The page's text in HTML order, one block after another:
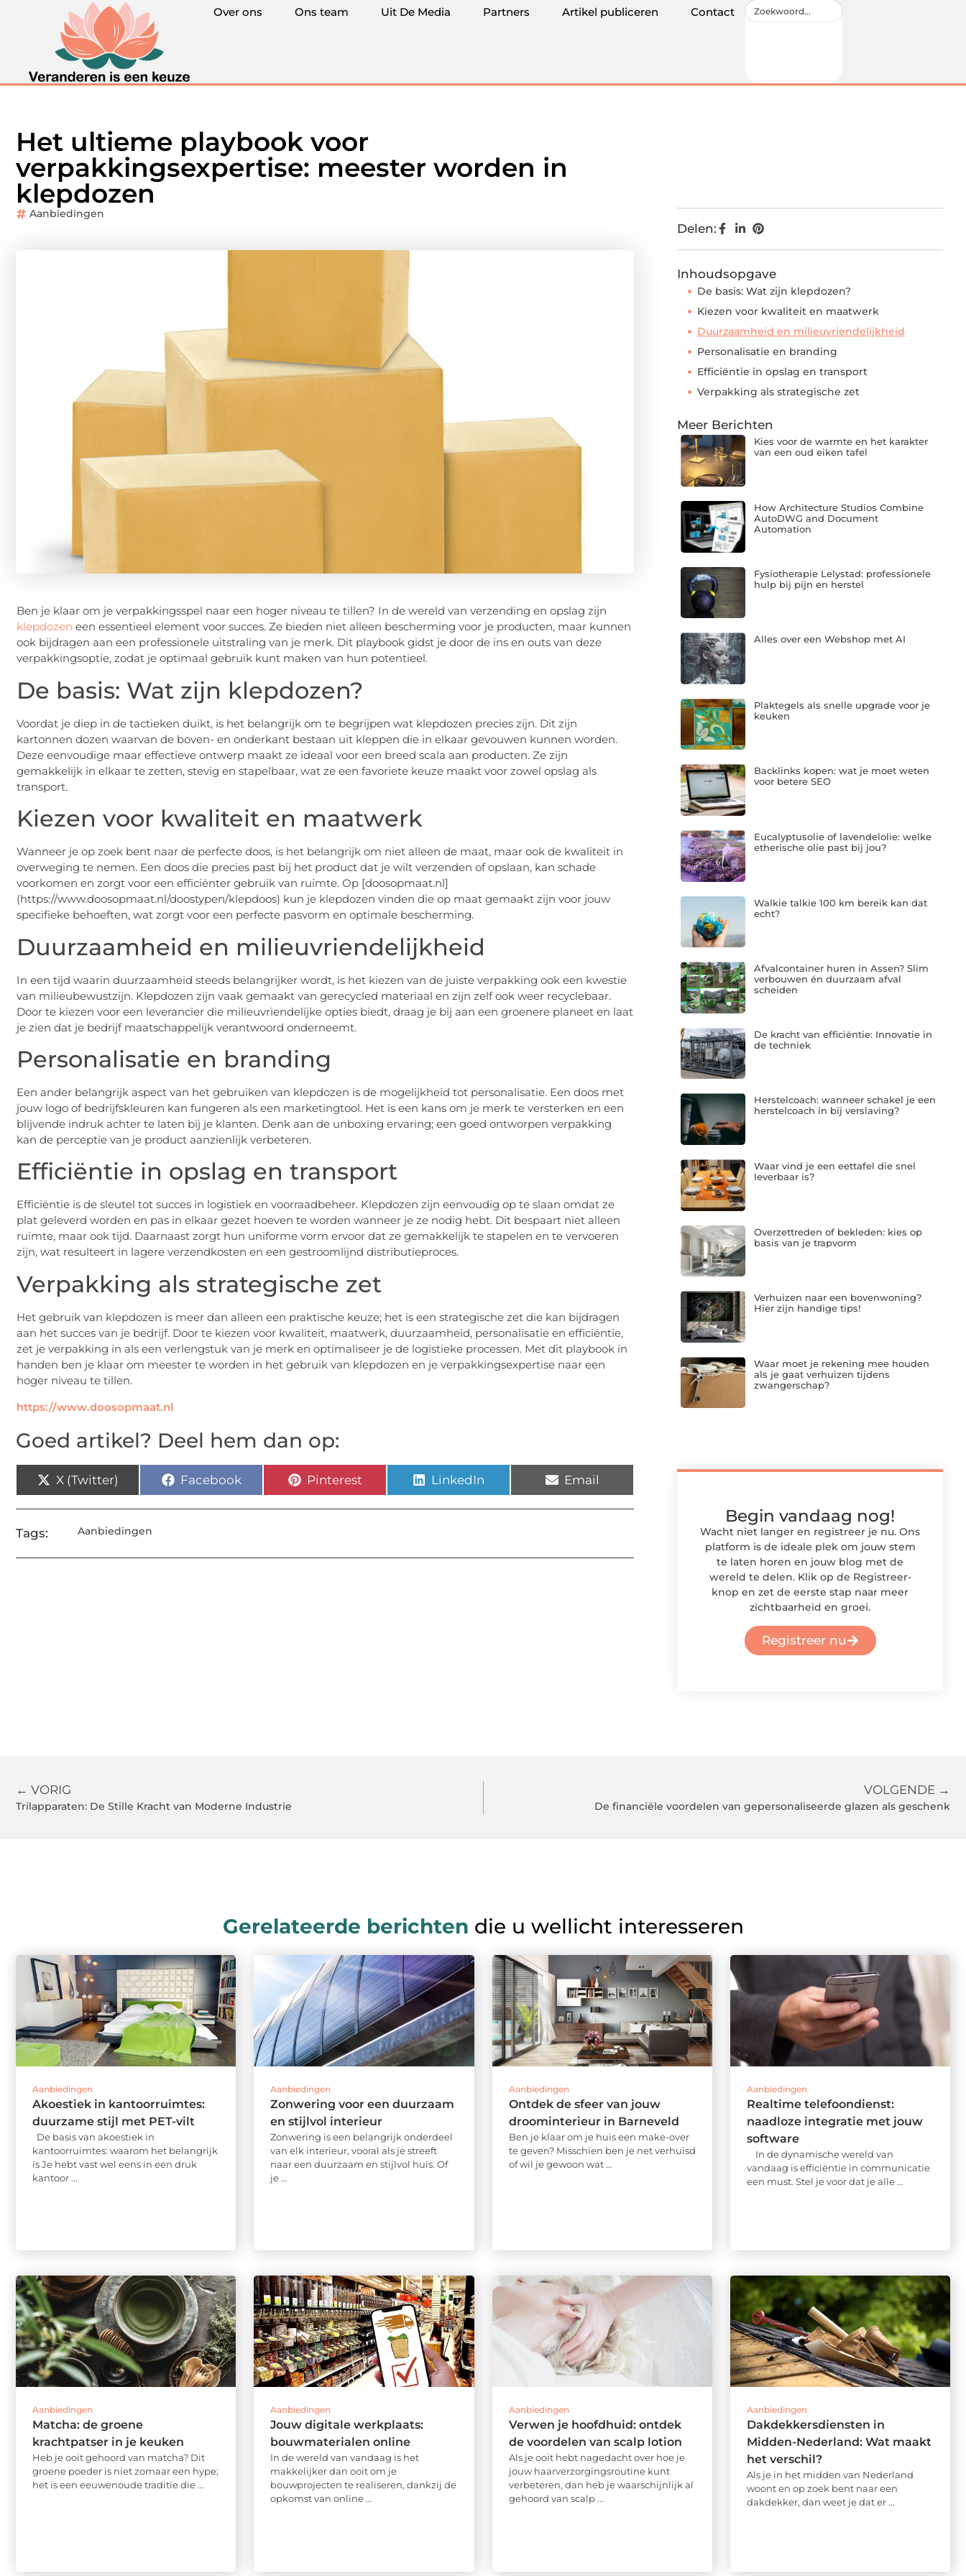
Over ons Ons team Uit De Media Partners Artikel publiceren Contact
Het ultieme playbook voor
verpakkingsexpertise: meester worden in
klepdozen
Aanbiedingen
Ben je klaar om je verpakkingsspel naar een hoger niveau te tillen? In de wereld van verzending en opslag zijn
klepdozen een essentieel element voor succes. Ze bieden niet alleen bescherming voor je producten, maar kunnen
ook bijdragen aan een professionele uitstraling van je merk. Dit playbook gidst je door de ins en outs van deze
verpakkingsoptie, zodat je optimaal gebruik kunt maken van hun potentieel.
De basis: Wat zijn klepdozen?
Voordat je diep in de tactieken duikt, is het belangrijk om te begrijpen wat klepdozen precies zijn. Dit zijn
kartonnen dozen waarvan de boven- en onderkant bestaan uit kleppen die in elkaar gevouwen kunnen worden.
Deze eenvoudige maar effectieve ontwerp maakt ze ideaal voor een breed scala aan producten. Ze zijn
gemakkelijk in elkaar te zetten, stevig en stapelbaar, wat ze een favoriete keuze maakt voor zowel opslag als
transport.
Kiezen voor kwaliteit en maatwerk
Wanneer je op zoek bent naar de perfecte doos, is het belangrijk om niet alleen de maat, maar ook de kwaliteit in
overweging te nemen. Een doos die precies past bij het product dat je wilt verzenden of opslaan, kan schade
voorkomen en zorgt voor een efficiënter gebruik van ruimte. Op [doosopmaat.nl]
(https://www.doosopmaat.nl/doostypen/klepdoos) kun je klepdozen vinden die op maat gemaakt zijn voor jouw
specifieke behoeften, wat zorgt voor een perfecte pasvorm en optimale bescherming.
Duurzaamheid en milieuvriendelijkheid
In een tijd waarin duurzaamheid steeds belangrijker wordt, is het kiezen van de juiste verpakking ook een kwestie
van milieubewustzijn. Klepdozen zijn vaak gemaakt van gerecycled materiaal en zijn zelf ook weer recyclebaar.
Door te kiezen voor een leverancier die milieuvriendelijke opties biedt, draag je bij aan een groenere planeet en laat
je zien dat je bedrijf maatschappelijk verantwoord onderneemt.
Personalisatie en branding
Een ander belangrijk aspect van het gebruiken van klepdozen is de mogelijkheid tot personalisatie. Een doos met
jouw logo of bedrijfskleuren kan fungeren als een marketingtool. Het is een kans om je merk te versterken en een
blijvende indruk achter te laten bij je klanten. Denk aan de unboxing ervaring; een goed ontworpen verpakking
kan de perceptie van je product aanzienlijk verbeteren.
Efficiëntie in opslag en transport
Efficiëntie is de sleutel tot succes in logistiek en voorraadbeheer. Klepdozen zijn eenvoudig op te slaan omdat ze
plat geleverd worden en pas in elkaar gezet hoeven te worden wanneer je ze nodig hebt. Dit bespaart niet alleen
ruimte, maar ook tijd. Daarnaast zorgt hun uniforme vorm ervoor dat ze gemakkelijk te stapelen en te vervoeren
zijn, wat resulteert in lagere verzendkosten en een gestroomlijnd distributieproces.
Verpakking als strategische zet
Het gebruik van klepdozen is meer dan alleen een praktische keuze; het is een strategische zet die kan bijdragen
aan het succes van je bedrijf. Door te kiezen voor kwaliteit, maatwerk, duurzaamheid, personalisatie en efficiëntie,
zet je verpakking in als een verlengstuk van je merk en optimaliseer je de logistieke processen. Met dit playbook in
handen ben je klaar om meester te worden in het gebruik van klepdozen en je verpakkingsexpertise naar een
hoger niveau te tillen.
https://www.doosopmaat.nl
Goed artikel? Deel hem dan op:
X (Twitter) Facebook Pinterest LinkedIn Email
Tags: Aanbiedingen
Delen:
Inhoudsopgave
De basis: Wat zijn klepdozen?
Kiezen voor kwaliteit en maatwerk
Duurzaamheid en milieuvriendelijkheid
Personalisatie en branding
Efficiëntie in opslag en transport
Verpakking als strategische zet
Meer Berichten
Kies voor de warmte en het karakter
van een oud eiken tafel
How Architecture Studios Combine
AutoDWG and Document
Automation
Fysiotherapie Lelystad: professionele
hulp bij pijn en herstel
Alles over een Webshop met AI
Plaktegels als snelle upgrade voor je
keuken
Backlinks kopen: wat je moet weten
voor betere SEO
Eucalyptusolie of lavendelolie: welke
etherische olie past bij jou?
Walkie talkie 100 km bereik kan dat
echt?
Afvalcontainer huren in Assen? Slim
verbouwen én duurzaam afval
scheiden
De kracht van efficiëntie: Innovatie in
de techniek
Herstelcoach: wanneer schakel je een
herstelcoach in bij verslaving?
Waar vind je een eettafel die snel
leverbaar is?
Overzettreden of bekleden: kies op
basis van je trapvorm
Verhuizen naar een bovenwoning?
Hier zijn handige tips!
Waar moet je rekening mee houden
als je gaat verhuizen tijdens
zwangerschap?
Begin vandaag nog!
Wacht niet langer en registreer je nu. Ons
platform is de ideale plek om jouw stem
te laten horen en jouw blog met de
wereld te delen. Klik op de Registreer-
knop en zet de eerste stap naar meer
zichtbaarheid en groei.
Registreer nu
← VORIG
Trilapparaten: De Stille Kracht van Moderne Industrie
VOLGENDE →
De financiële voordelen van gepersonaliseerde glazen als geschenk
Gerelateerde berichten die u wellicht interesseren
Aanbiedingen
Akoestiek in kantoorruimtes:
duurzame stijl met PET-vilt
De basis van akoestiek in
kantoorruimtes: waarom het belangrijk
is Je hebt vast wel eens in een druk
kantoor ...
Aanbiedingen
Zonwering voor een duurzaam
en stijlvol interieur
Zonwering is een belangrijk onderdeel
van elk interieur, vooral als je streeft
naar een duurzaam en stijlvol huis. Of
je ...
Aanbiedingen
Ontdek de sfeer van jouw
droominterieur in Barneveld
Ben je klaar om je huis een make-over
te geven? Misschien ben je net verhuisd
of wil je gewoon wat ...
Aanbiedingen
Realtime telefoondienst:
naadloze integratie met jouw
software
In de dynamische wereld van
vandaag is efficiëntie in communicatie
een must. Stel je voor dat je alle ...
Aanbiedingen
Matcha: de groene
krachtpatser in je keuken
Heb je ooit gehoord van matcha? Dit
groene poeder is niet zomaar een hype;
het is een eeuwenoude traditie die ...
Aanbiedingen
Jouw digitale werkplaats:
bouwmaterialen online
In de wereld van vandaag is het
makkelijker dan ooit om je
bouwprojecten te realiseren, dankzij de
opkomst van online ...
Aanbiedingen
Verwen je hoofdhuid: ontdek
de voordelen van scalp lotion
Als je ooit hebt nagedacht over hoe je
jouw haarverzorgingsroutine kunt
verbeteren, dan heb je waarschijnlijk al
gehoord van scalp ...
Aanbiedingen
Dakdekkersdiensten in
Midden-Nederland: Wat maakt
het verschil?
Als je in het midden van Nederland
woont en op zoek bent naar een
dakdekker, dan weet je dat er ...